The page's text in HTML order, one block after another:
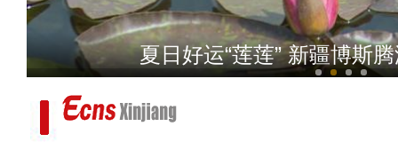
夏日好运“莲莲” 新疆博斯
乌鲁木齐上演“霓裳华服·